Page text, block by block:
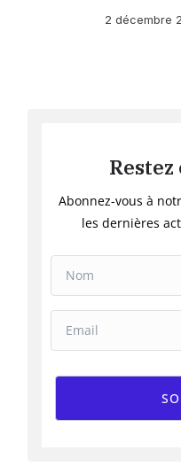
2 décembre
Abonnez-vous à
les dernières